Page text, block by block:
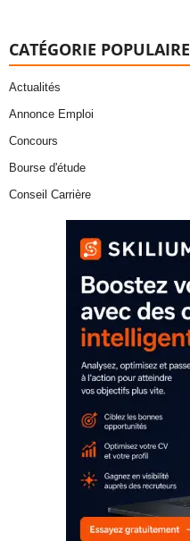
CATÉGORIE POPULAIRE
Actualités
Annonce Emploi
Concours
Bourse d'étude
Conseil Carrière